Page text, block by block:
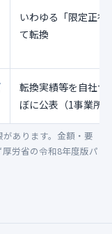
いわゆる「限定正社
て転換
転換実績等を自社サ
ぼに公表（1事業所1
あります。金額・要
労省の令和8年度版パ